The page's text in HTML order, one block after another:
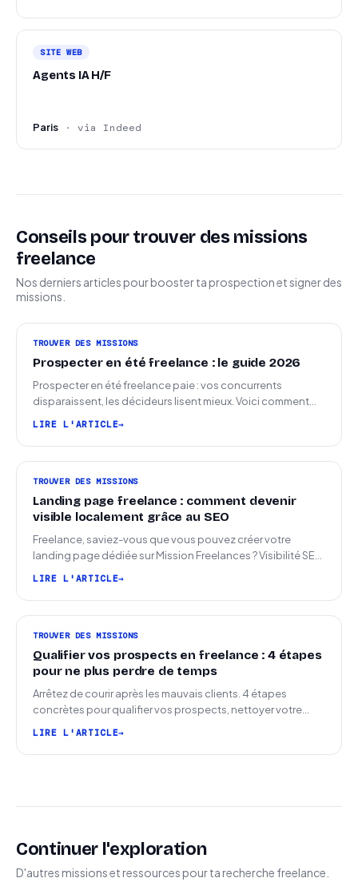
SITE WEB
Agents IA H/F
Paris · via Indeed
Conseils pour trouver des missions
freelance
Nos derniers articles pour booster ta prospection et signer des
missions.
TROUVER DES MISSIONS
Prospecter en été freelance : le guide 2026
Prospecter en été freelance paie : vos concurrents
disparaissent, les décideurs lisent mieux. Voici comment
LIRE L'ARTICLE
TROUVER DES MISSIONS
Landing page freelance : comment devenir
visible localement grâce au SEO
Freelance, saviez-vous que vous pouvez créer votre
landing page dédiée sur Mission Freelances ? Visibilité SEO
LIRE L'ARTICLE
TROUVER DES MISSIONS
Qualifier vos prospects en freelance : 4 étapes
pour ne plus perdre de temps
Arrêtez de courir après les mauvais clients. 4 étapes
concrètes pour qualifier vos prospects, nettoyer votre
LIRE L'ARTICLE
Continuer l'exploration
D'autres missions et ressources pour ta recherche freelance.